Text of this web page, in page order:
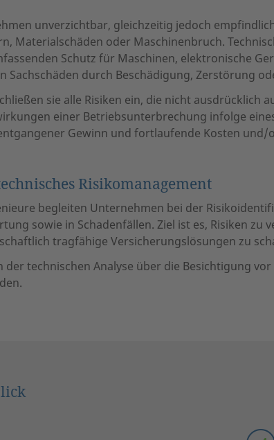
unverzichtbar, gleichzeitig jedoch
Materialschäden oder Maschinenbruch.
Schutz für Maschinen, elektronische
Sachschäden durch Beschädigung, Zerstörung
sie alle Risiken ein, die nicht ausdrücklich
einer Betriebsunterbrechung infolge
Gewinn und fortlaufende Kosten und/
Risikomanagement
begleiten Unternehmen bei der
sowie in Schadenfällen. Ziel ist es, Risiken zu
tragfähige Versicherungslösungen zu
technischen Analyse über die Besichtigung